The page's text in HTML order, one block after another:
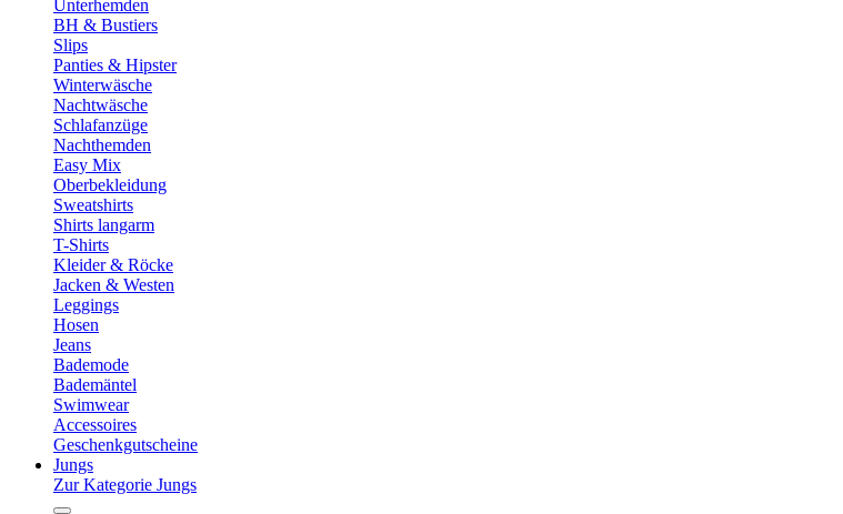
Unterhemden
BH & Bustiers
Slips
Panties & Hipster
Winterwäsche
Nachtwäsche
Schlafanzüge
Nachthemden
Easy Mix
Oberbekleidung
Sweatshirts
Shirts langarm
T-Shirts
Kleider & Röcke
Jacken & Westen
Leggings
Hosen
Jeans
Bademode
Bademäntel
Swimwear
Accessoires
Geschenkgutscheine
Jungs
Zur Kategorie Jungs